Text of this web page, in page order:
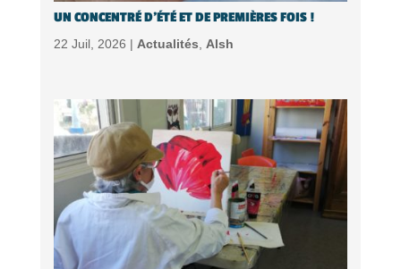
UN CONCENTRÉ D’ÉTÉ ET DE PREMIÈRES FOIS !
22 Juil, 2026 | Actualités Alsh